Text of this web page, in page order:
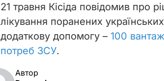
21 травня Кісіда повідомив про
лікування поранених
додаткову допомогу – 100
потреб ЗСУ.
Автор